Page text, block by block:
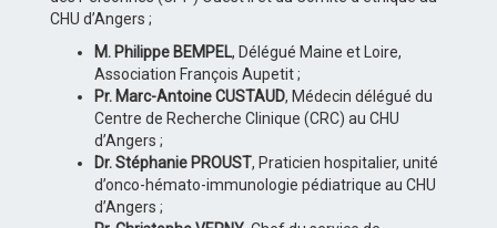
CHU d’Angers ;
M. Philippe BEMPEL, Délégué Maine et Loire,
Association François Aupetit ;
Pr. Marc-Antoine CUSTAUD, Médecin délégué du
Centre de Recherche Clinique (CRC) au CHU
d’Angers ;
Dr. Stéphanie PROUST, Praticien hospitalier, unité
d’onco-hémato-immunologie pédiatrique au CHU
d’Angers ;